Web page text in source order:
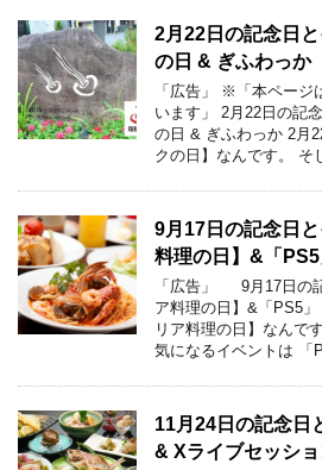
2月22日の記念日
の日 & ぎふわっか
「広告」 ※「本ページ
います」 2月22日の記
の日 & ぎふわっか 2月
クの日】なんです。 そ
9月17日の記念日
料理の日】&「PS5
「広告」 9月17日の
ア料理の日】&「PS5
リア料理の日】なんで
気になるイベントは 「
11月24日の記念日
& Xライブセッシ